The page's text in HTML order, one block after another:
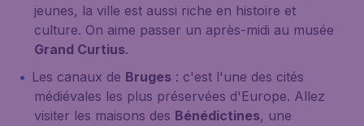
jeunes, la ville est aussi riche en histoire et
culture. On aime passer un après-midi au musée
Grand Curtius.
Les canaux de Bruges : c'est l'une des cités
médiévales les plus préservées d'Europe. Allez
visiter les maisons des Bénédictines, une